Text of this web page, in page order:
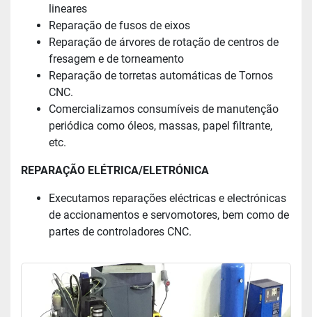
lineares
Reparação de fusos de eixos
Reparação de árvores de rotação de centros de
fresagem e de torneamento
Reparação de torretas automáticas de Tornos
CNC.
Comercializamos consumíveis de manutenção
periódica como óleos, massas, papel filtrante,
etc.
REPARAÇÃO ELÉTRICA/ELETRÓNICA
Executamos reparações eléctricas e electrónicas
de accionamentos e servomotores, bem como de
partes de controladores CNC.